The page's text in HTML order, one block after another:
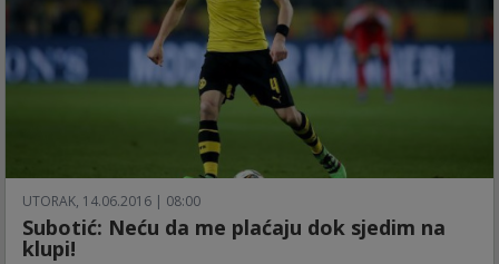
UTORAK, 14.06.2016 | 08:00
Subotić: Neću da me plaćaju dok sjedim na
klupi!